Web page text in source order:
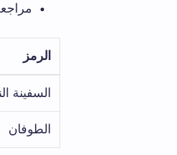
الرمز
السفينة
الطوفان